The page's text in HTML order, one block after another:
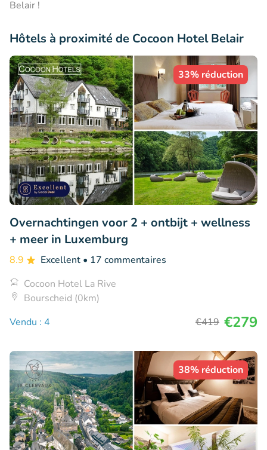
Belair !
Hôtels à proximité de Cocoon Hotel Belair
33% réduction
Overnachtingen voor 2 + ontbijt + wellness
+ meer in Luxemburg
8.9 Excellent • 17 commentaires
Cocoon Hotel La Rive
Bourscheid (0km)
Vendu : 4
€419 €279
38% réduction